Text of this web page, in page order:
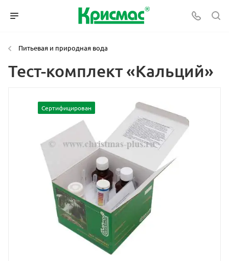
Питьевая и природная вода
Тест-комплект «Кальций»
Сертифицирован